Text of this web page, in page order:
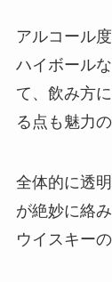
アルコール
ハイボール
て、飲み方
る点も魅力の
全体的に透
が絶妙に絡
ウイスキー